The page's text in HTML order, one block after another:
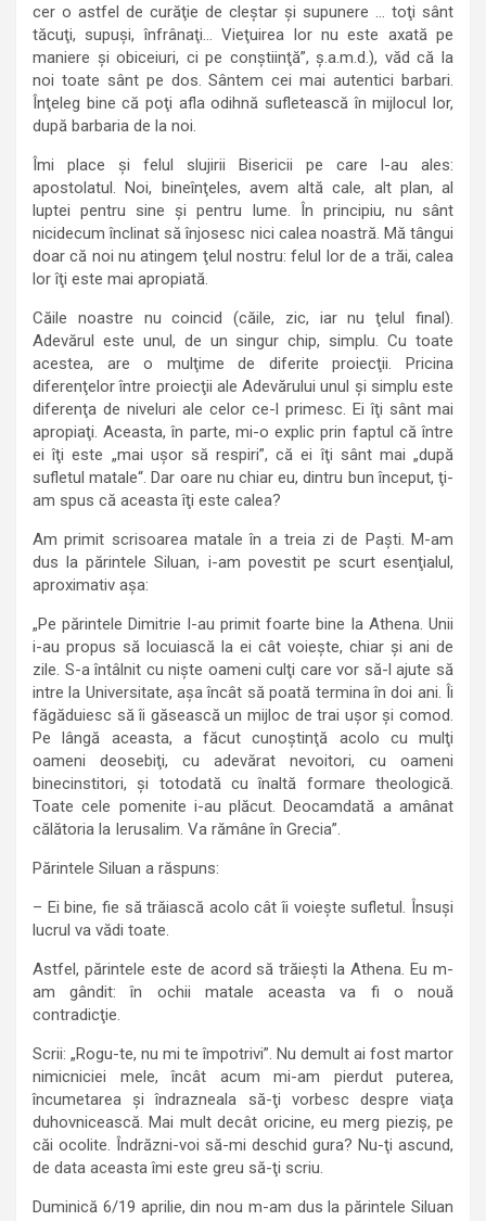
cer o astfel de curăţie de cleştar şi supunere … toţi sânt
tăcuţi, supuşi, înfrânaţi… Vieţuirea lor nu este axată pe
maniere şi obiceiuri, ci pe conştiinţă”, ş.a.m.d.), văd că la
noi toate sânt pe dos. Sântem cei mai autentici barbari.
Înţeleg bine că poţi afla odihnă sufletească în mijlocul lor,
după barbaria de la noi.
Îmi place şi felul slujirii Bisericii pe care l-au ales:
apostolatul. Noi, bineînţeles, avem altă cale, alt plan, al
luptei pentru sine şi pentru lume. În principiu, nu sânt
nicidecum înclinat să înjosesc nici calea noastră. Mă tângui
doar că noi nu atingem ţelul nostru: felul lor de a trăi, calea
lor îţi este mai apropiată.
Căile noastre nu coincid (căile, zic, iar nu ţelul final).
Adevărul este unul, de un singur chip, simplu. Cu toate
acestea, are o mulţime de diferite proiecţii. Pricina
diferenţelor între proiecţii ale Adevărului unul şi simplu este
diferenţa de niveluri ale celor ce-l primesc. Ei îţi sânt mai
apropiaţi. Aceasta, în parte, mi-o explic prin faptul că între
ei îţi este „mai uşor să respiri”, că ei îţi sânt mai „după
sufletul matale“. Dar oare nu chiar eu, dintru bun început, ţi-
am spus că aceasta îţi este calea?
Am primit scrisoarea matale în a treia zi de Paşti. M-am
dus la părintele Siluan, i-am povestit pe scurt esenţialul,
aproximativ aşa:
„Pe părintele Dimitrie l-au primit foarte bine la Athena. Unii
i-au propus să locuiască la ei cât voieşte, chiar şi ani de
zile. S-a întâlnit cu nişte oameni culţi care vor să-l ajute să
intre la Universitate, aşa încât să poată termina în doi ani. Îi
făgăduiesc să îi găsească un mijloc de trai uşor şi comod.
Pe lângă aceasta, a făcut cunoştinţă acolo cu mulţi
oameni deosebiţi, cu adevărat nevoitori, cu oameni
binecinstitori, şi totodată cu înaltă formare theologică.
Toate cele pomenite i-au plăcut. Deocamdată a amânat
călătoria la Ierusalim. Va rămâne în Grecia”.
Părintele Siluan a răspuns:
– Ei bine, fie să trăiască acolo cât îi voieşte sufletul. Însuşi
lucrul va vădi toate.
Astfel, părintele este de acord să trăieşti la Athena. Eu m-
am gândit: în ochii matale aceasta va fi o nouă
contradicţie.
Scrii: „Rogu-te, nu mi te împotrivi”. Nu demult ai fost martor
nimicniciei mele, încât acum mi-am pierdut puterea,
încumetarea şi îndrazneala să-ţi vorbesc despre viaţa
duhovnicească. Mai mult decât oricine, eu merg pieziş, pe
căi ocolite. Îndrăzni-voi să-mi deschid gura? Nu-ţi ascund,
de data aceasta îmi este greu să-ţi scriu.
Duminică 6/19 aprilie, din nou m-am dus la părintele Siluan